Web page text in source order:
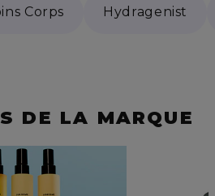
Corps Hydragenist
DE LA MARQUE